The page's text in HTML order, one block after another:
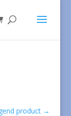
product →